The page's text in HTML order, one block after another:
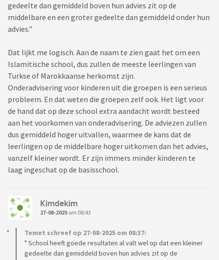
gedeelte dan gemiddeld boven hun advies zit op de
middelbare en een groter gedeelte dan gemiddeld onder hun
advies."
Dat lijkt me logisch. Aan de naam te zien gaat het om een
Islamitische school, dus zullen de meeste leerlingen van
Turkse of Marokkaanse herkomst zijn.
Onderadvisering voor kinderen uit die groepen is een serieus
probleem. En dat weten die groepen zelf ook. Het ligt voor
de hand dat op deze school extra aandacht wordt besteed
aan het voorkomen van onderadvisering. De adviezen zullen
dus gemiddeld hoger uitvallen, waarmee de kans dat de
leerlingen op de middelbare hoger uitkomen dan het advies,
vanzelf kleiner wordt. Er zijn immers minder kinderen te
laag ingeschat op de basisschool.
Kimdekim
27-08-2025 om 08:43
Temet schreef op 27-08-2025 om 08:37:
" School heeft goede resultaten al valt wel op dat een kleiner
gedeelte dan gemiddeld boven hun advies zit op de